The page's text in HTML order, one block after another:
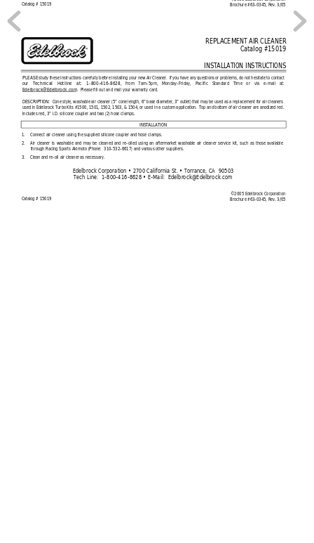
Catalog # 15019 Brochure #63-0345, Rev. 3/05
Catalog # 15019
©2005 Edelbrock Corporation
Brochure #63-0345, Rev. 3/05
REPLACEMENT AIR CLEANER
Catalog #15019
INSTALLATION INSTRUCTIONS
PLEASEstudy these instructions carefully before installing your new Air Cleaner.  If you have any questions or problems, do not hesitate to contact
our Technical Hotline at: 1-800-416-8628, from 7am-5pm, Monday-Friday, Pacific Standard Time or via e-mail at:
Edelbrock@Edelbrock.com.  Please fill out and mail your warranty card.
DESCRIPTION: Cone style, washable air cleaner (5” cone length, 6” base diameter, 3” outlet) that may be used as a replacement for air cleaners
used in Edelbrock Turbo Kits #1500, 1501, 1502, 1503, & 1504, or used in a custom application.  Top and bottom of air cleaner are anodized red.
Includes red, 3” I.D. silicone coupler and two (2) hose clamps.
INSTALLATION
1.
Connect air cleaner using the supplied silicone coupler and hose clamps.
2.
Air cleaner is washable and may be cleaned and re-oiled using an aftermarket washable air cleaner service kit, such as those available
through Racing Sports Akimoto (Phone:  310-532-6617) and various other suppliers.
3.
Clean and re-oil air cleaner as necessary.
Edelbrock Corporation • 2700 California St. • Torrance, CA  90503
Tech Line:  1-800-416-8628 • E-Mail: Edelbrock@Edelbrock.com